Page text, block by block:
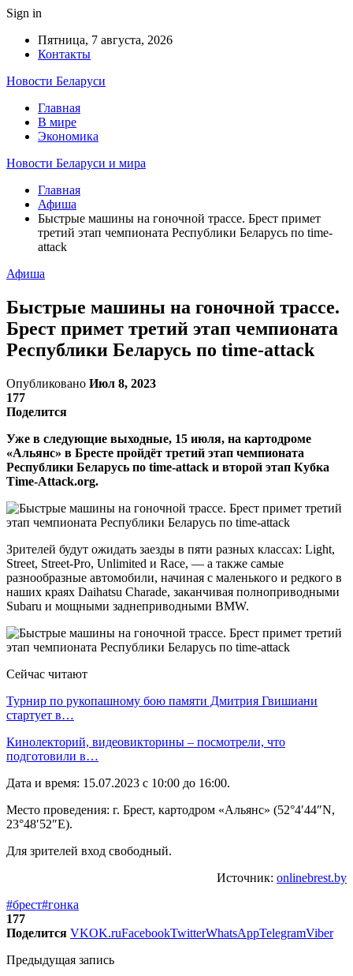
Sign in
Пятница, 7 августа, 2026
Контакты
Новости Беларуси
Главная
В мире
Экономика
Новости Беларуси и мира
Главная
Афиша
Быстрые машины на гоночной трассе. Брест примет
третий этап чемпионата Республики Беларусь по time-
attack
Афиша
Быстрые машины на гоночной трассе.
Брест примет третий этап чемпионата
Республики Беларусь по time-attack
Опубликовано Июл 8, 2023
177
Поделится
Уже в следующие выходные, 15 июля, на картодроме
«Альянс» в Бресте пройдёт третий этап чемпионата
Республики Беларусь по time-attack и второй этап Кубка
Time-Attack.org.
Зрителей будут ожидать заезды в пяти разных классах: Light,
Street, Street-Pro, Unlimited и Race, — а также самые
разнообразные автомобили, начиная с маленького и редкого в
наших краях Daihatsu Charade, заканчивая полноприводными
Subaru и мощными заднеприводными BMW.
Сейчас читают
Турнир по рукопашному бою памяти Дмитрия Гвишиани
стартует в…
Кинолекторий, видеовикторины – посмотрели, что
подготовили в…
Дата и время: 15.07.2023 с 10:00 до 16:00.
Место проведения: г. Брест, картодром «Альянс» (52°4′44″N,
23°48′52″E).
Для зрителей вход свободный.
Источник: onlinebrest.by
#брест#гонка
177
Поделится VKOK.ruFacebookTwitterWhatsAppTelegramViber
Предыдущая запись